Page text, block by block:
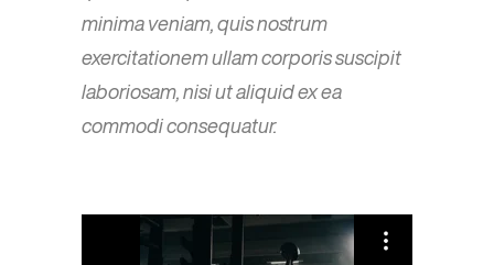
minima veniam, quis nostrum
exercitationem ullam corporis suscipit
laboriosam, nisi ut aliquid ex ea
commodi consequatur.